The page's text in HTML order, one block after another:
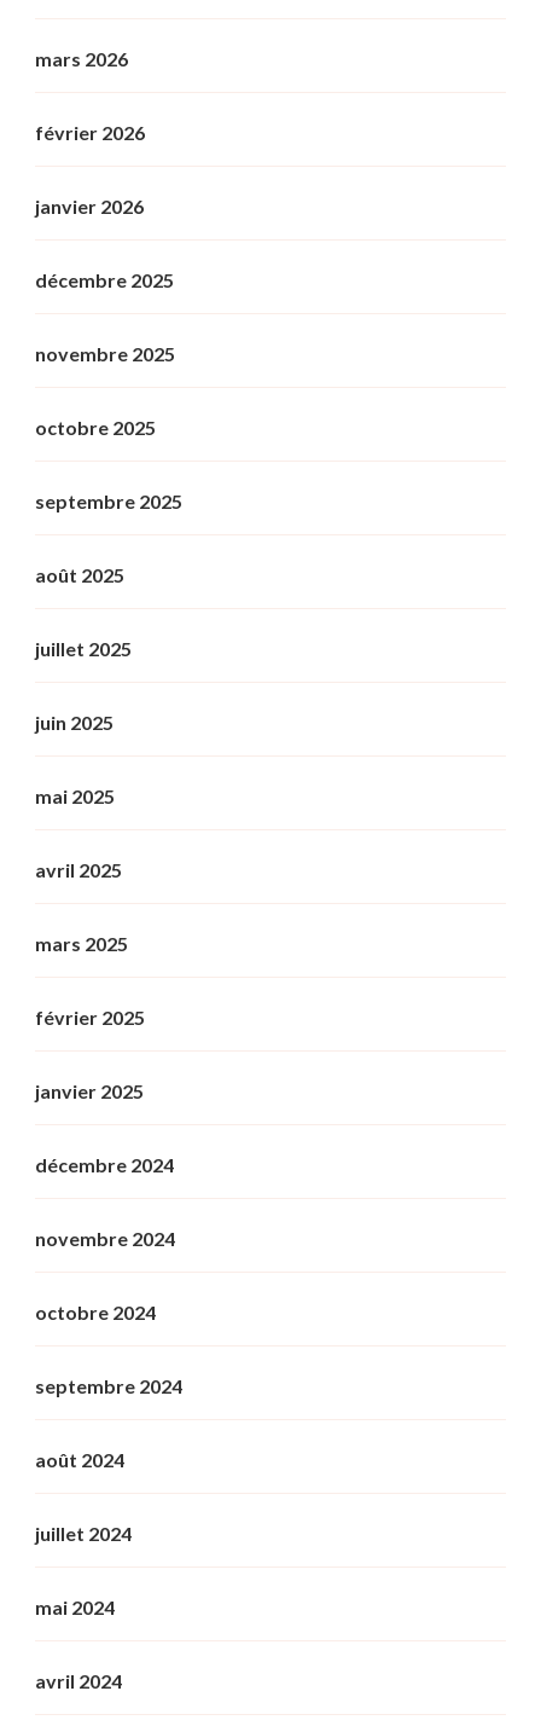
mars 2026
février 2026
janvier 2026
décembre 2025
novembre 2025
octobre 2025
septembre 2025
août 2025
juillet 2025
juin 2025
mai 2025
avril 2025
mars 2025
février 2025
janvier 2025
décembre 2024
novembre 2024
octobre 2024
septembre 2024
août 2024
juillet 2024
mai 2024
avril 2024